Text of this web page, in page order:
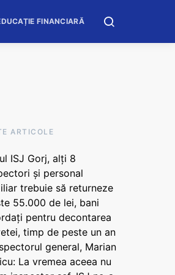
FINANCIARĂ
ARTICOLE
ISJ Gorj, alți 8
și personal
trebuie să returneze
55.000 de lei, bani
pentru decontarea
timp de peste un an
general, Marian
La vremea aceea nu